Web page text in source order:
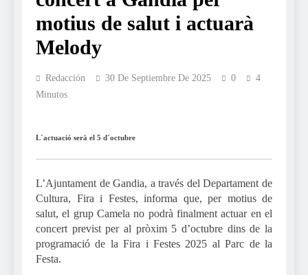
motius de salut i actuarà
Melody
Redacción 30 De Septiembre De 2025 0
4
Minutos
L´actuació serà el 5 d´octubre
L’Ajuntament de Gandia, a través del Departament de
Cultura, Fira i Festes, informa que, per motius de
salut, el grup Camela no podrà finalment actuar en el
concert previst per al pròxim 5 d’octubre dins de la
programació de la Fira i Festes 2025 al Parc de la
Festa.